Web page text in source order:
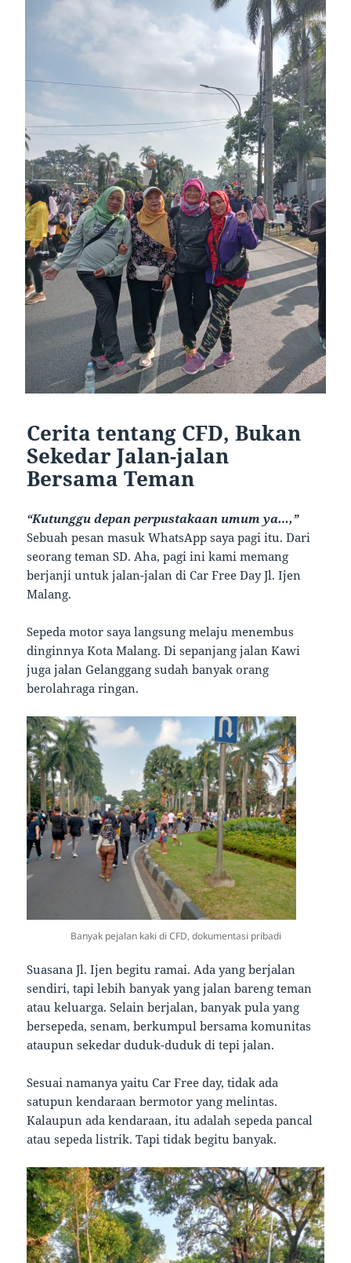
Cerita tentang CFD, Bukan
Sekedar Jalan-jalan
Bersama Teman
“Kutunggu depan perpustakaan umum ya…,”
Sebuah pesan masuk WhatsApp saya pagi itu. Dari
seorang teman SD. Aha, pagi ini kami memang
berjanji untuk jalan-jalan di Car Free Day Jl. Ijen
Malang.
Sepeda motor saya langsung melaju menembus
dinginnya Kota Malang. Di sepanjang jalan Kawi
juga jalan Gelanggang sudah banyak orang
berolahraga ringan.
Banyak pejalan kaki di CFD, dokumentasi pribadi
Suasana Jl. Ijen begitu ramai. Ada yang berjalan
sendiri, tapi lebih banyak yang jalan bareng teman
atau keluarga. Selain berjalan, banyak pula yang
bersepeda, senam, berkumpul bersama komunitas
ataupun sekedar duduk-duduk di tepi jalan.
Sesuai namanya yaitu Car Free day, tidak ada
satupun kendaraan bermotor yang melintas.
Kalaupun ada kendaraan, itu adalah sepeda pancal
atau sepeda listrik. Tapi tidak begitu banyak.